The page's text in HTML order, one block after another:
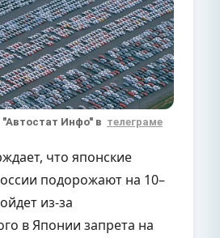
Инфо" в телеграме
что японские
подорожают на 10–
из-за
в Японии запрета на